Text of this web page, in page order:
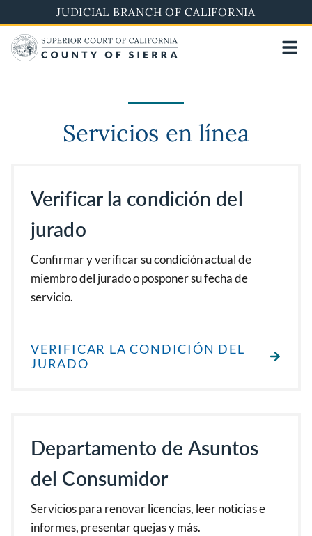
to
main
content
JUDICIAL BRANCH OF CALIFORNIA
Servicios en línea
Verificar la condición del
jurado
Confirmar y verificar su condición actual de
miembro del jurado o posponer su fecha de
servicio.
VERIFICAR LA CONDICIÓN DEL
JURADO
Departamento de Asuntos
del Consumidor
Servicios para renovar licencias, leer noticias e
informes, presentar quejas y más.